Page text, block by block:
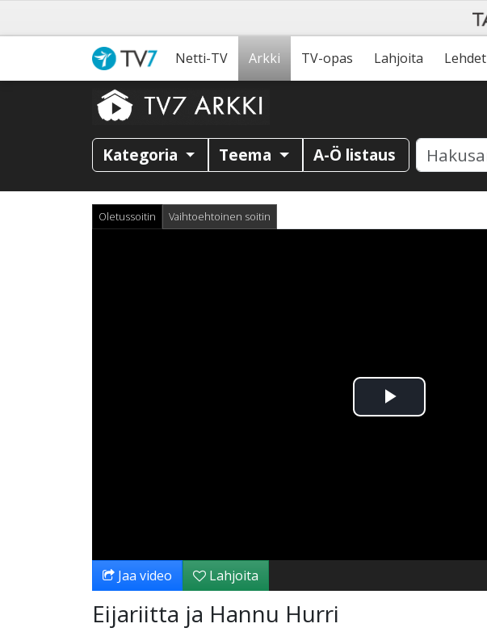
Netti-TV Arkki TV-opas Lahjoita Lehdet
Kategoria Teema A-Ö listaus
Oletussoitin Vaihtoehtoinen soitin
Toista
Jaa video Lahjoita
Eijariitta ja Hannu Hurri